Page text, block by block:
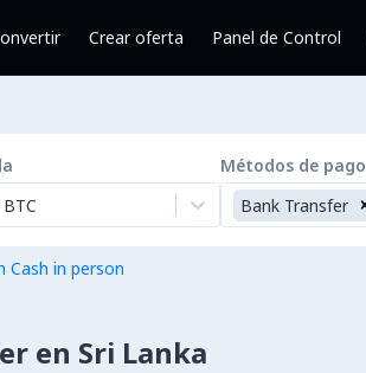
Crear oferta Panel de Control
BTC
Métodos de pago
Bank Transfer
Cash in person
en Sri Lanka